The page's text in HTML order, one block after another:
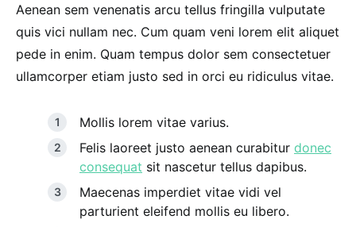
Aenean sem venenatis arcu tellus fringilla vulputate
quis vici nullam nec. Cum quam veni lorem elit aliquet
pede in enim. Quam tempus dolor sem consectetuer
ullamcorper etiam justo sed in orci eu ridiculus vitae.
Mollis lorem vitae varius.
Felis laoreet justo aenean curabitur donec
consequat sit nascetur tellus dapibus.
Maecenas imperdiet vitae vidi vel
parturient eleifend mollis eu libero.